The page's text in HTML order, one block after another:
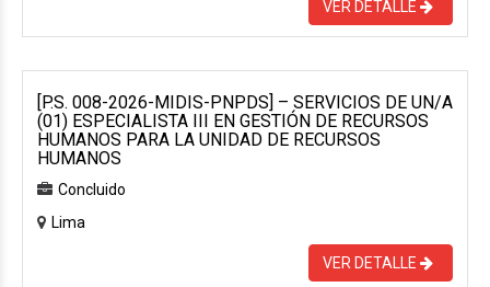
VER DETALLE
[P.S. 008-2026-MIDIS-PNPDS] – SERVICIOS DE UN/A
(01) ESPECIALISTA III EN GESTIÓN DE RECURSOS
HUMANOS PARA LA UNIDAD DE RECURSOS
HUMANOS
Concluido
Lima
VER DETALLE